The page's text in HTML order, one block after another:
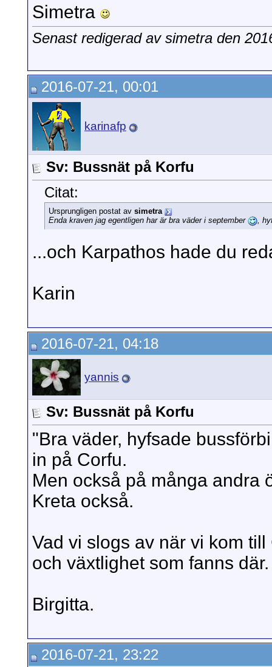
Simetra
Senast redigerad av simetra den
2016-07-21, 00:01
karinafp
Sv: Bussnät på Korfu
Citat:
Ursprungligen postat av simetra
Enda kraven jag egentligen har är bra väder i september
,
...och Karpathos hade du
Karin
2016-07-21, 04:18
yannis
Sv: Bussnät på Korfu
"Bra väder, hyfsade
in på Corfu.
Men också på många andra
Kreta också.
Vad vi slogs av när vi kom
och växtlighet som fanns där.
Birgitta.
2016-07-21, 23:22